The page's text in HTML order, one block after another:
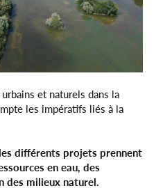
urbains et naturels dans la
les impératifs liés à la
différents projets prennent
en eau, des
des milieux naturel.